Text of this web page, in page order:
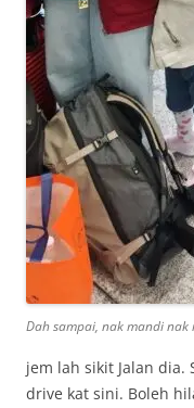
Dah sampai, nak mandi
jem lah sikit Jalan dia.
drive kat sini. Boleh